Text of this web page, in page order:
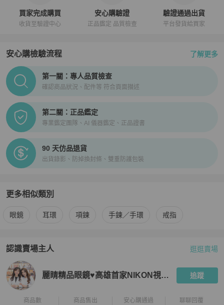
買家完成購買
收貨至驗證中心
安心購驗證
正品鑑定 品質檢查
驗證通過出貨
平台發貨給買家
安心購檢驗流程 了解更多
PopChill拍拍圈正品驗證、安心購檢驗流程介紹
第一關：專人品質檢查
確認商品狀況、配件等 符合頁面描述
第二關：正品鑑定
專業鑑定團隊、AI 儀器鑑定、正品證書
90 天仿品退貨
出貨錄影、防掉換封條、雙重防護包裝
更多相似類別
更多Chanel 女士配件 相似商品推薦
眼鏡 耳環 項鍊 手鍊／手環 戒指
認識賣場主人
PopChill 拍拍圈嚴選賣家 麗睛精品眼鏡♥高雄首家NIKON視光
逛逛賣場
麗睛精品眼鏡♥高雄首家NIKON視光中心 追蹤
商品數 商品售出 安心購通過 聊聊回覆